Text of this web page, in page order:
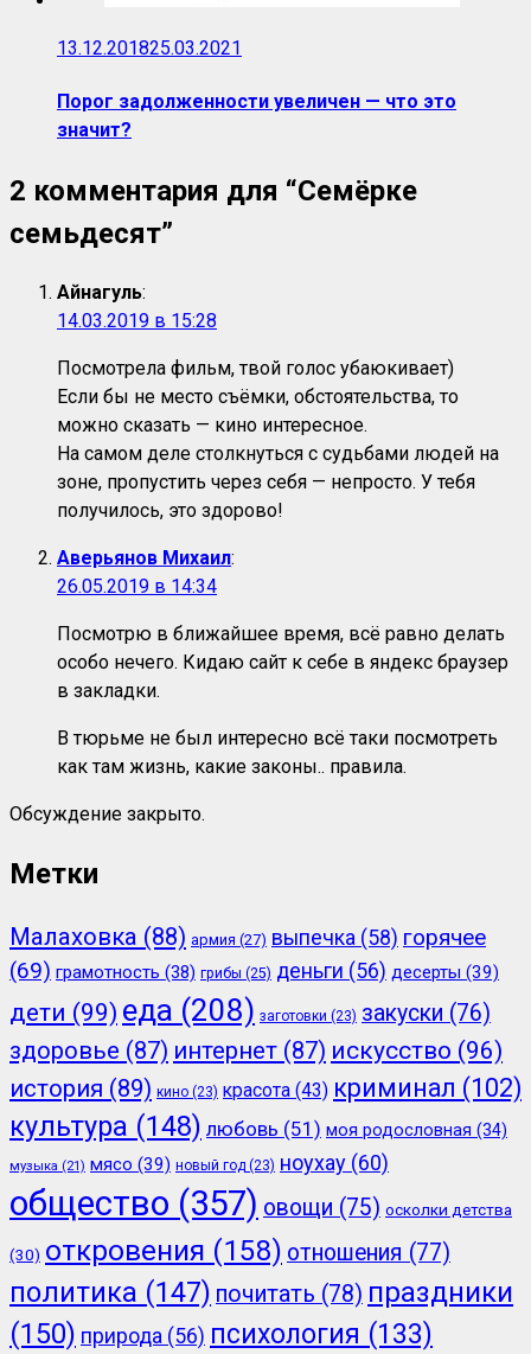
13.12.201825.03.2021
Порог задолженности увеличен — что это
значит?
2 комментария для “Семёрке
семьдесят”
Айнагуль:
14.03.2019 в 15:28
Посмотрела фильм, твой голос убаюкивает)
Если бы не место съёмки, обстоятельства, то
можно сказать — кино интересное.
На самом деле столкнуться с судьбами людей на
зоне, пропустить через себя — непросто. У тебя
получилось, это здорово!
Аверьянов Михаил:
26.05.2019 в 14:34
Посмотрю в ближайшее время, всё равно делать
особо нечего. Кидаю сайт к себе в яндекс браузер
в закладки.
В тюрьме не был интересно всё таки посмотреть
как там жизнь, какие законы.. правила.
Обсуждение закрыто.
Метки
Малаховка (88) армия (27) выпечка (58) горячее
(69) грамотность (38) грибы (25) деньги (56) десерты (39)
дети (99) еда (208) заготовки (23) закуски (76)
здоровье (87) интернет (87) искусство (96)
история (89) кино (23) красота (43) криминал (102)
культура (148) любовь (51) моя родословная (34)
музыка (21) мясо (39) новый год (23) ноухау (60)
общество (357) овощи (75) осколки детства
(30) откровения (158) отношения (77)
политика (147) почитать (78) праздники
(150) природа (56) психология (133)